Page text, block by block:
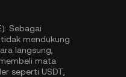
Sebagai
mendukung
langsung,
mata
seperti USDT,